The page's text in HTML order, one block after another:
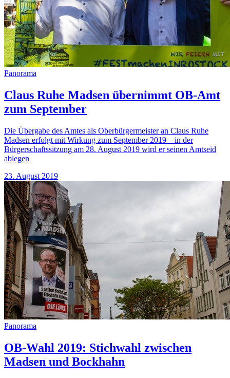
Panorama
Claus Ruhe Madsen übernimmt OB-Amt
zum September
Die Übergabe des Amtes als Oberbürgermeister an Claus Ruhe
Madsen erfolgt mit Wirkung zum September 2019 – in der
Bürgerschaftssitzung am 28. August 2019 wird er seinen Amtseid
ablegen
23. August 2019
Panorama
OB-Wahl 2019: Stichwahl zwischen
Madsen und Bockhahn